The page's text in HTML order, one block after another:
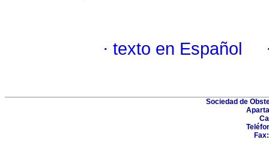
· texto en Español
Sociedad de